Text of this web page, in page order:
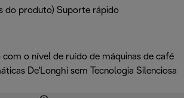
do produto) Suporte rápido
o nível de ruído de máquinas de café
De'Longhi sem Tecnologia Silenciosa